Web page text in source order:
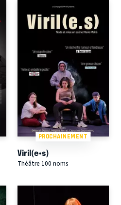
PROCHAINEMENT
Viril(e•s)
Théâtre 100 noms